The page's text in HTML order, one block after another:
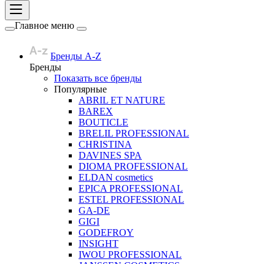
Главное меню
Бренды A-Z
Бренды
Показать все бренды
Популярные
ABRIL ET NATURE
BAREX
BOUTICLE
BRELIL PROFESSIONAL
CHRISTINA
DAVINES SPA
DIOMA PROFESSIONAL
ELDAN cosmetics
EPICA PROFESSIONAL
ESTEL PROFESSIONAL
GA-DE
GIGI
GODEFROY
INSIGHT
IWOU PROFESSIONAL